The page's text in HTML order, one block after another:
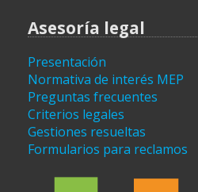
Asesoría legal
Presentación
Normativa de interés MEP
Preguntas frecuentes
Criterios legales
Gestiones resueltas
Formularios para reclamos